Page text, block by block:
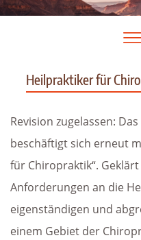
Heilpraktiker für
Revision zugelassen:
beschäftigt sich erneut
für Chiropraktik“.
Anforderungen an die
eigenständigen und
einem Gebiet der